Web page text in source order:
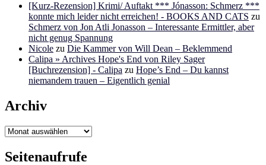
[Kurz-Rezension] Krimi/ Auftakt *** Jónasson: Schmerz ***
konnte mich leider nicht erreichen! - BOOKS AND CATS zu
Schmerz von Jon Atli Jonasson – Interessante Ermittler, aber
nicht genug Spannung
Nicole zu Die Kammer von Will Dean – Beklemmend
Calipa » Archives Hope's End von Riley Sager
[Buchrezension] - Calipa zu Hope’s End – Du kannst
niemandem trauen – Eigentlich genial
Archiv
Archiv
Seitenaufrufe